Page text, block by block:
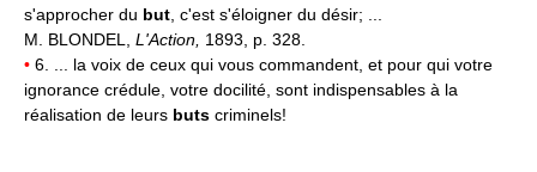
s'approcher du but , c'est s'éloigner du désir; ...
M. BLONDEL, L'Action, 1893, p. 328.
• 6. ... la voix de ceux qui vous commandent, et pour qui votre
ignorance crédule, votre docilité, sont indispensables à la
réalisation de leurs buts criminels!